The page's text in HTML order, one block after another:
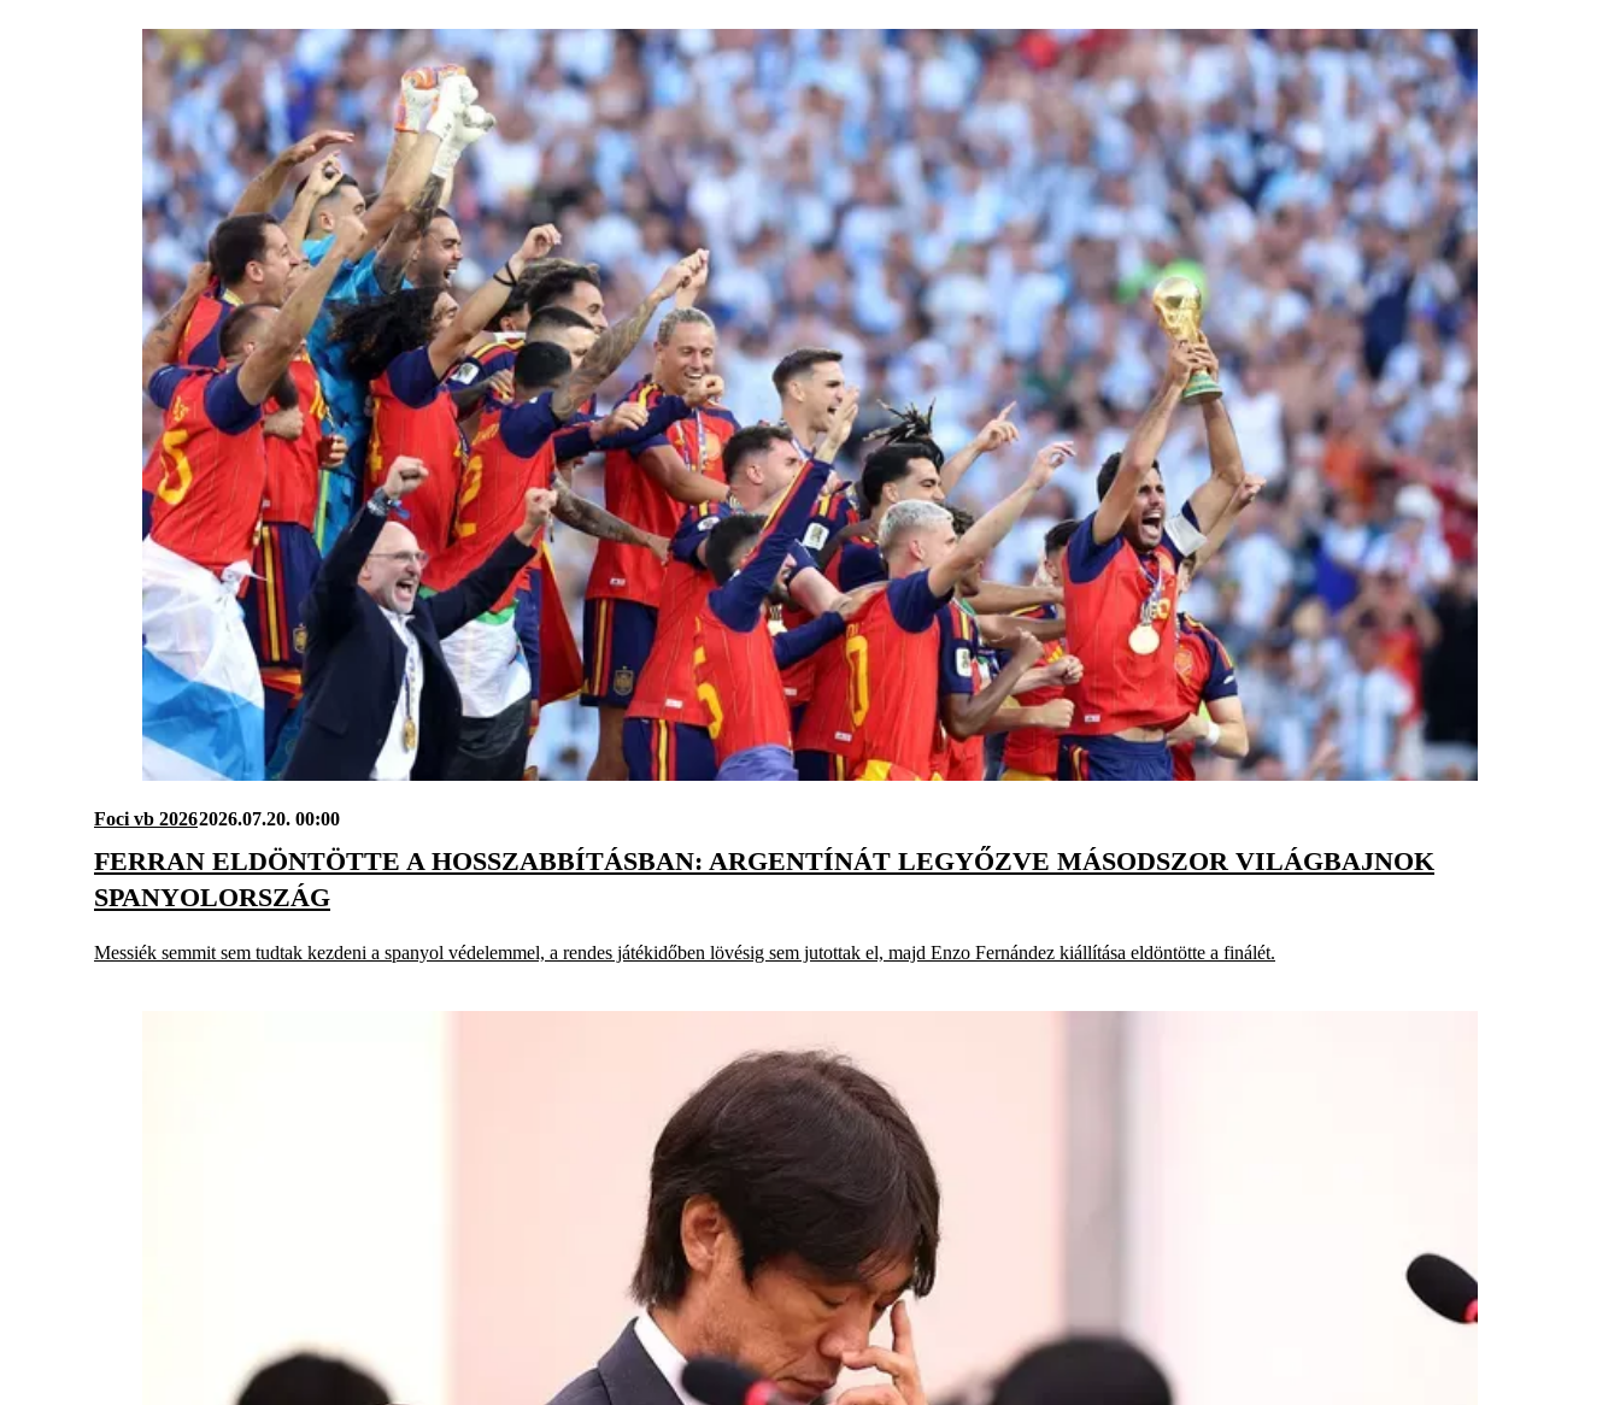
Foci vb 20262026.07.20. 00:00
FERRAN ELDÖNTÖTTE A HOSSZABBÍTÁSBAN: ARGENTÍNÁT LEGYŐZVE MÁSODSZOR VILÁGBAJNOK
SPANYOLORSZÁG
Messiék semmit sem tudtak kezdeni a spanyol védelemmel, a rendes játékidőben lövésig sem jutottak el, majd Enzo Fernández kiállítása eldöntötte a finálét.